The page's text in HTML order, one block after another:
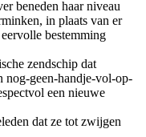
beneden haar niveau
in plaats van er
bestemming
zendschip dat
nog-geen-handje-vol-op-
een nieuwe
dat ze tot zwijgen